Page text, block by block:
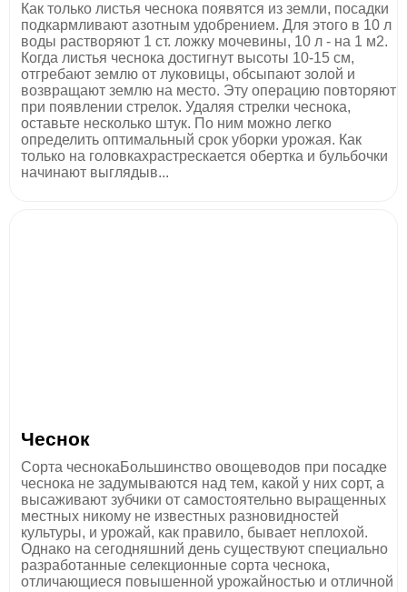
Как только листья чеснока появятся из земли, посадки
подкармливают азотным удобрением. Для этого в 10 л
воды растворяют 1 ст. ложку мочевины, 10 л - на 1 м2.
Когда листья чеснока достигнут высоты 10-15 см,
отгребают землю от луковицы, обсыпают золой и
возвращают землю на место. Эту операцию повторяют
при появлении стрелок. Удаляя стрелки чеснока,
оставьте несколько штук. По ним можно легко
определить оптимальный срок уборки урожая. Как
только на головкахрастрескается обертка и бульбочки
начинают выглядыв...
Чеснок
Сорта чеснокаБольшинство овощеводов при посадке
чеснока не задумываются над тем, какой у них сорт, а
высаживают зубчики от самостоятельно выращенных
местных никому не известных разновидностей
культуры, и урожай, как правило, бывает неплохой.
Однако на сегодняшний день существуют специально
разработанные селекционные сорта чеснока,
отличающиеся повышенной урожайностью и отличной